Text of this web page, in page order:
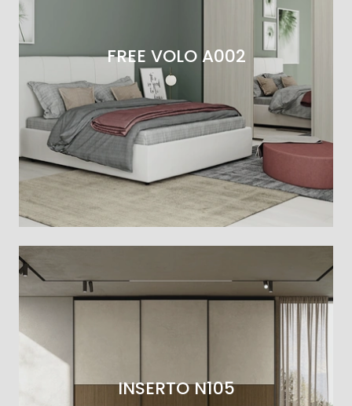
FREE VOLO A002
INSERTO N105